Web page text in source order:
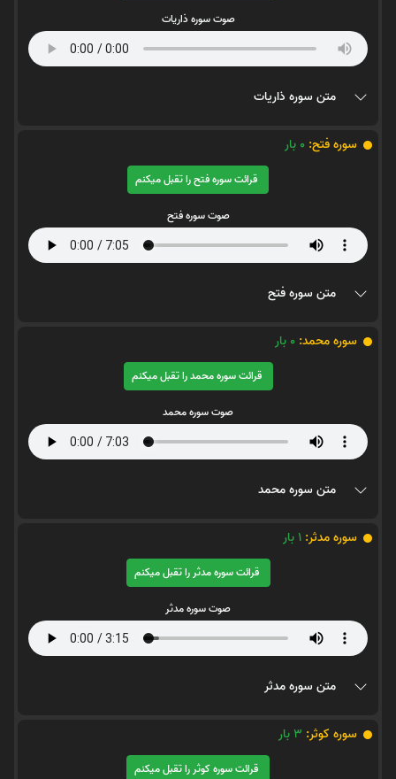
صوت سوره ذاریات
متن سوره ذاریات
سوره فتح: 0 بار
قرائت سوره فتح را تقبل میکنم
صوت سوره فتح
متن سوره فتح
سوره محمد: 0 بار
قرائت سوره محمد را تقبل میکنم
صوت سوره محمد
متن سوره محمد
سوره مدثر: 1بار
قرائت سوره مدثر را تقبل میکنم
صوت سوره مدثر
متن سوره مدثر
سوره کوثر: 3بار
قرائت سوره کوثر را تقبل میکنم